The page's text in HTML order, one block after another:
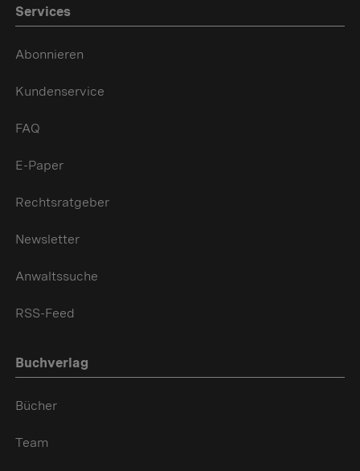
Services
Abonnieren
Kundenservice
FAQ
E-Paper
Rechtsratgeber
Newsletter
Anwaltssuche
RSS-Feed
Buchverlag
Bücher
Team